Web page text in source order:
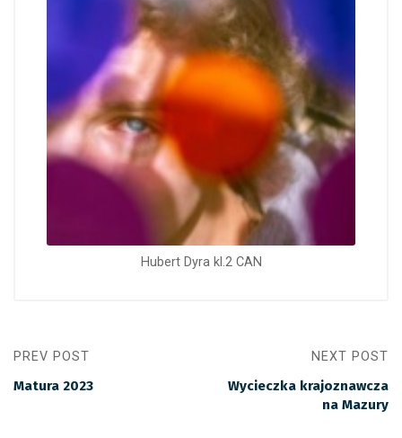
Hubert Dyra kl.2 CAN
PREV POST
Matura 2023
NEXT POST
Wycieczka krajoznawcza
na Mazury